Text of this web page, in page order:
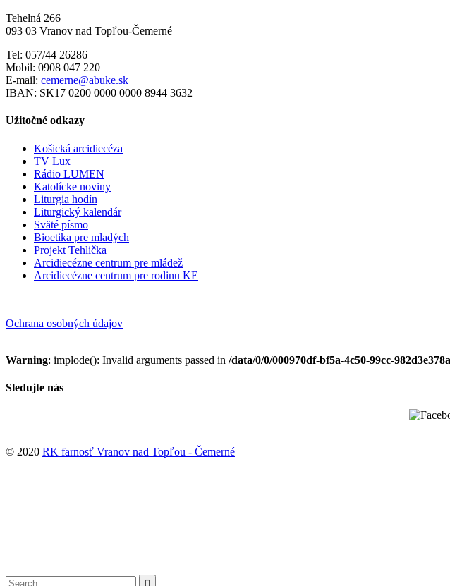
Tehelná 266
093 03 Vranov nad Topľou-Čemerné
Tel: 057/44 26286
Mobil: 0908 047 220
E-mail: cemerne@abuke.sk
IBAN: SK17 0200 0000 0000 8944 3632
Užitočné odkazy
Košická arcidiecéza
TV Lux
Rádio LUMEN
Katolícke noviny
Liturgia hodín
Liturgický kalendár
Sväté písmo
Bioetika pre mladých
Projekt Tehlička
Arcidiecézne centrum pre mládež
Arcidiecézne centrum pre rodinu KE
Ochrana osobných údajov
Warning: implode(): Invalid arguments passed in /data/0/0/000970df-bf5a-4c50-99cc-
Sledujte nás
© 2020 RK farnosť Vranov nad Topľou - Čemerné
